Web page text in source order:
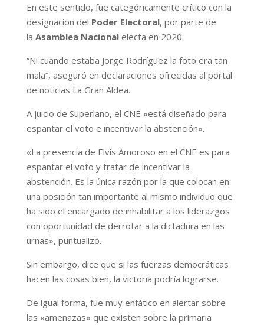
En este sentido, fue categóricamente crítico con la
designación del Poder Electoral, por parte de
la Asamblea Nacionalelecta en 2020.
“Ni cuando estaba Jorge Rodríguez la foto era tan
mala”, aseguró en declaraciones ofrecidas al portal
de noticias La Gran Aldea.
A juicio de Superlano, el CNE «está diseñado para
espantar el voto e incentivar la abstención».
«La presencia de Elvis Amoroso en el CNE es para
espantar el voto y tratar de incentivar la
abstención. Es la única razón por la que colocan en
una posición tan importante al mismo individuo que
ha sido el encargado de inhabilitar a los liderazgos
con oportunidad de derrotar a la dictadura en las
urnas», puntualizó.
Sin embargo, dice que si las fuerzas democráticas
hacen las cosas bien, la victoria podría lograrse.
De igual forma, fue muy enfático en alertar sobre
las «amenazas» que existen sobre la primaria